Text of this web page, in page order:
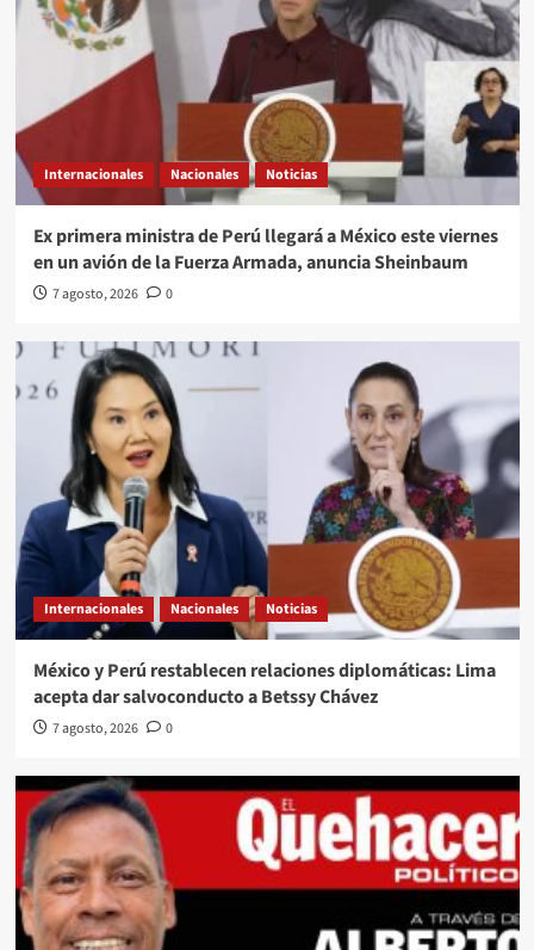
Internacionales Nacionales Noticias
Ex primera ministra de Perú llegará a México este viernes
en un avión de la Fuerza Armada, anuncia Sheinbaum
7 agosto, 2026 0
Internacionales Nacionales Noticias
México y Perú restablecen relaciones diplomáticas: Lima
acepta dar salvoconducto a Betssy Chávez
7 agosto, 2026 0